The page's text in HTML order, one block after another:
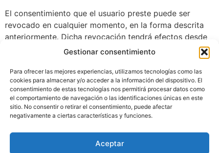
Gestionar consentimiento
Para ofrecer las mejores experiencias, utilizamos tecnologías como las
cookies para almacenar y/o acceder a la información del dispositivo. El
consentimiento de estas tecnologías nos permitirá procesar datos como
el comportamiento de navegación o las identificaciones únicas en este
sitio. No consentir o retirar el consentimiento, puede afectar
negativamente a ciertas características y funciones.
Aceptar
El consentimiento que el usuario preste puede ser
revocado en cualquier momento, en la forma descrita
anteriormente. Dicha revocación tendrá efectos desde
el momento de la correcta recepción de la misma por
LEGISLACIÓN
Todas las relaciones y condiciones que afecten a la